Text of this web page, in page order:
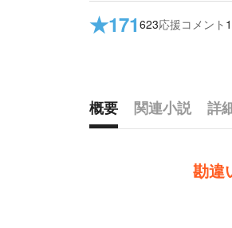
★171 623応援コメント
概要 関連小説
詳
勘違